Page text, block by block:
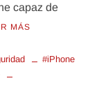
capaz de
MÁS
#iPhone